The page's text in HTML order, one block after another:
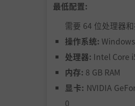
挑战性的战斗与头目
学习每个敌人的独特
最低配置:
需要 64 位处理器
操作系统:
处理器: Intel Core
内存: 8 GB RAM
显卡: NVIDIA
0